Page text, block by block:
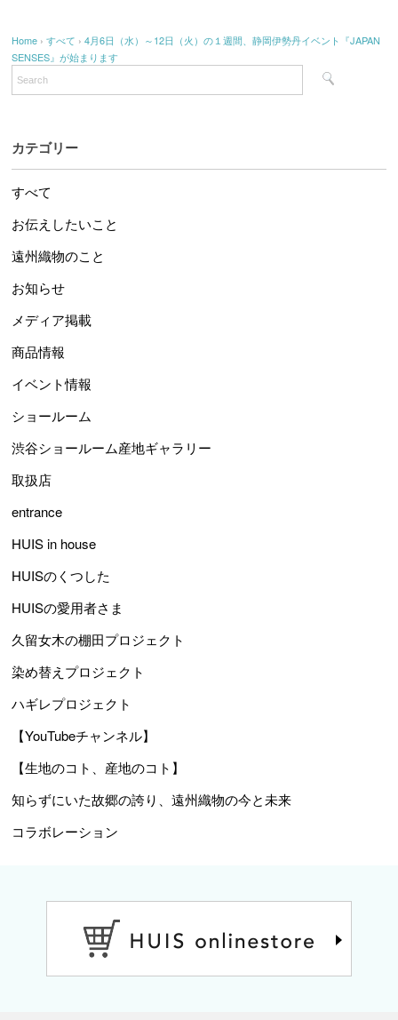
Home ›すべて ›4月6日（水）～12日（火）の１週間、静岡伊勢丹イベント『JAPAN
SENSES』が始まります
カテゴリー
すべて
お伝えしたいこと
遠州織物のこと
お知らせ
メディア掲載
商品情報
イベント情報
ショールーム
渋谷ショールーム産地ギャラリー
取扱店
entrance
HUIS in house
HUISのくつした
HUISの愛用者さま
久留女木の棚田プロジェクト
染め替えプロジェクト
ハギレプロジェクト
【YouTubeチャンネル】
【生地のコト、産地のコト】
知らずにいた故郷の誇り、遠州織物の今と未来
コラボレーション